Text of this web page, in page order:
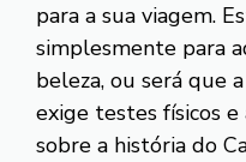
para a sua viagem.
simplesmente para
beleza, ou será que
exige testes físicos
sobre a história do